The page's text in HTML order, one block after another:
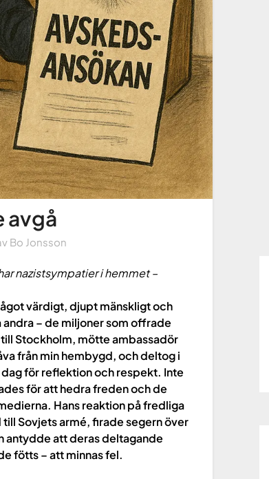
avgå
Bo Jonsson
nazistsympatier i hemmet –
värdigt, djupt mänskligt och
– de miljoner som offrade
till Stockholm, mötte ambassadör
från min hembygd, och deltog i
för reflektion och respekt. Inte
för att hedra freden och de
Hans reaktion på fredliga
Sovjets armé, firade segern över
antydde att deras deltagande
fötts – att minnas fel.